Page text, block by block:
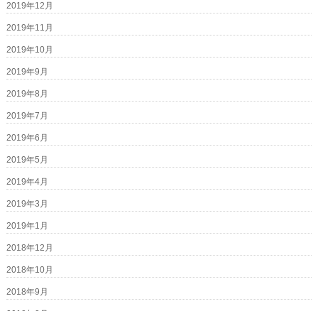
2019年12月
2019年11月
2019年10月
2019年9月
2019年8月
2019年7月
2019年6月
2019年5月
2019年4月
2019年3月
2019年1月
2018年12月
2018年10月
2018年9月